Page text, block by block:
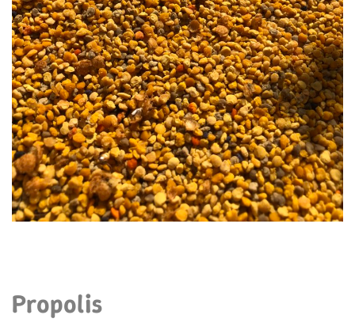
Propolis